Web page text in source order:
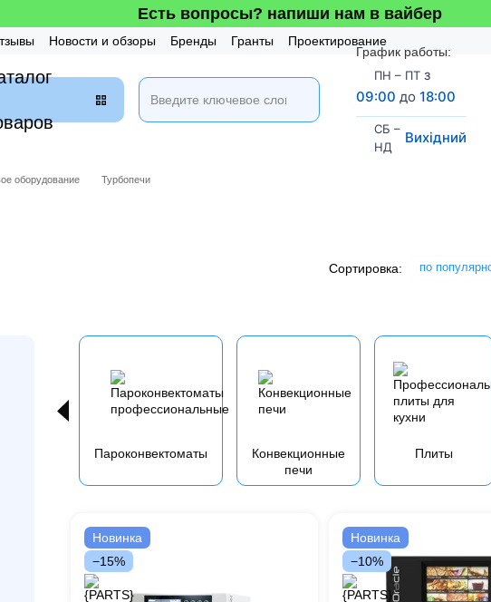
Есть вопросы? напиши нам в вайбер
Новости и обзоры Бренды Гранты
Проектирование
График работы:
ПН – ПТ з
09:00 до 18:00
СБ –
НД
Вихідний
оборудование Турбопечи
Сортировка: по
Пароконвектоматы
Конвекционные
печи
Плиты
Новинка
−15%
Новинка
−10%